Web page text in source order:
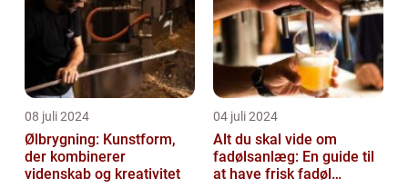
08 juli 2024
Ølbrygning: Kunstform,
der kombinerer
videnskab og kreativitet
04 juli 2024
Alt du skal vide om
fadølsanlæg: En guide til
at have frisk fadøl